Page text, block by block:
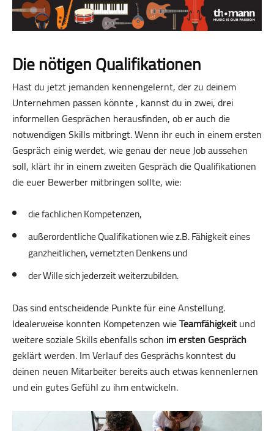
Die nötigen Qualifikationen
Hast du jetzt jemanden kennengelernt, der zu deinem
Unternehmen passen könnte , kannst du in zwei, drei
informellen Gesprächen herausfinden, ob er auch die
notwendigen Skills mitbringt. Wenn ihr euch in einem ersten
Gespräch einig werdet, wie genau der neue Job aussehen
soll, klärt ihr in einem zweiten Gespräch die Qualifikationen
die euer Bewerber mitbringen sollte, wie:
die fachlichen Kompetenzen,
außerordentliche Qualifikationen wie z.B. Fähigkeit eines
ganzheitlichen, vernetzten Denkens und
der Wille sich jederzeit weiterzubilden.
Das sind entscheidende Punkte für eine Anstellung.
Idealerweise konnten Kompetenzen wieTeam­fähig­keitund
weitere soziale Skills ebenfalls schon im ersten Gespräch
geklärt werden. Im Verlauf des Gesprächs konntest du
deinen neuen Mitarbeiter bereits auch etwas kennenlernen
und ein gutes Gefühl zu ihm entwickeln.